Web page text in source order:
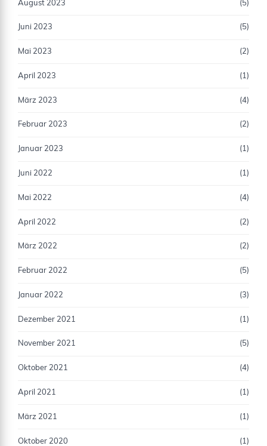
August 2023 (5)
Juni 2023 (5)
Mai 2023 (2)
April 2023 (1)
März 2023 (4)
Februar 2023 (2)
Januar 2023 (1)
Juni 2022 (1)
Mai 2022 (4)
April 2022 (2)
März 2022 (2)
Februar 2022 (5)
Januar 2022 (3)
Dezember 2021 (1)
November 2021 (5)
Oktober 2021 (4)
April 2021 (1)
März 2021 (1)
Oktober 2020 (1)